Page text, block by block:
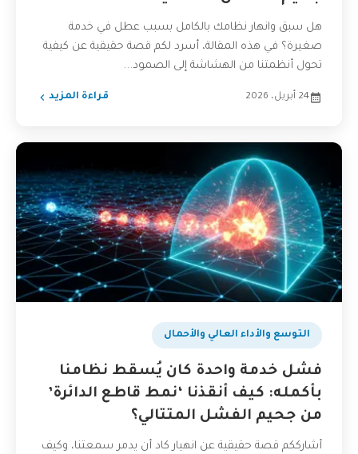
هل سبق وانهار نظامك بالكامل بسبب عطل في خدمة
صغيرة؟ في هذه المقالة، أسرد لكم قصة حقيقية عن كيفية
تحول أنظمتنا من الهشاشة إلى الصمود...
24 أبريل، 2026 قراءة المزيد
التوسع والأداء العالي والأحمال
فشل خدمة واحدة كان يُسقط نظامنا
بأكمله: كيف أنقذنا ‘نمط قاطع الدائرة’
من جحيم الفشل المتتالي؟
أشارككم قصة حقيقية عن انهيار كاد أن يدمر سمعتنا، وكيف